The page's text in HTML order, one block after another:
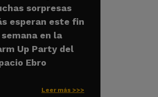
sorpresas
esperan este fin
semana en la
Up Party del
Ebro
Leer más >>>